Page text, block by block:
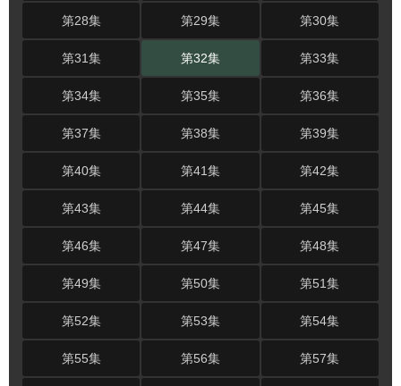
第28集 第29集 第30集
第31集 第32集 第33集
第34集 第35集 第36集
第37集 第38集 第39集
第40集 第41集 第42集
第43集 第44集 第45集
第46集 第47集 第48集
第49集 第50集 第51集
第52集 第53集 第54集
第55集 第56集 第57集